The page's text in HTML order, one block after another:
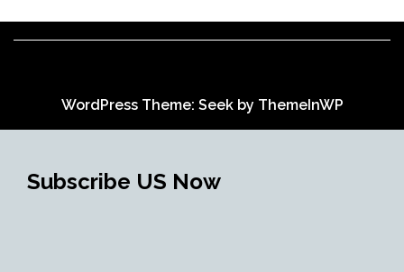
WordPress Theme: Seek by ThemeInWP
Subscribe US Now